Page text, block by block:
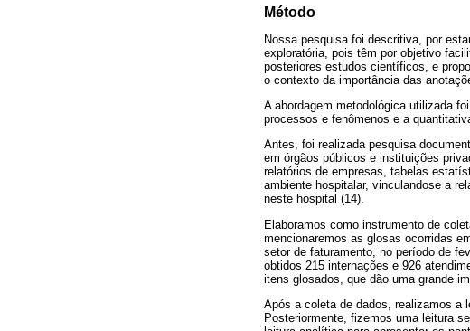
Método
Nossa pesquisa foi descritiva, por
exploratória, pois têm por objetivo
posteriores estudos científicos, e
o contexto da importância das
A abordagem metodológica utilizada
processos e fenômenos e a
Antes, foi realizada pesquisa
em órgãos públicos e instituições
relatórios de empresas, tabelas
ambiente hospitalar, vinculandose a
neste hospital (14).
Elaboramos como instrumento de
mencionaremos as glosas ocorridas
setor de faturamento, no período de
obtidos 215 internações e 926
itens glosados, que dão uma grande
Após a coleta de dados, realizamos a
Posteriormente, fizemos uma leitura